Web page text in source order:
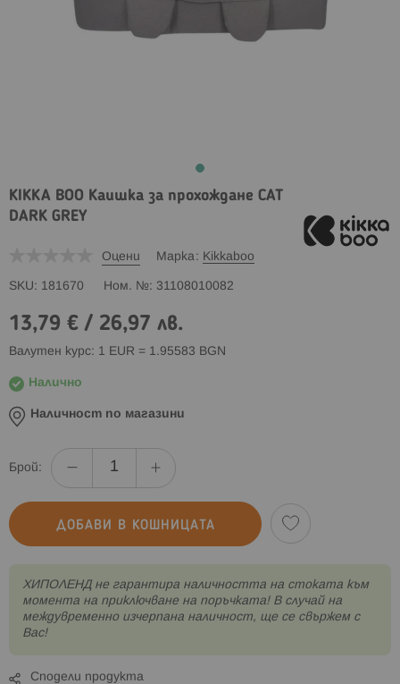
KIKKA BOO Каишка за прохождане CAT
DARK GREY
Оцени Марка Kikkaboo
SKU 181670 Ном. № 31108010082
13,79 € / 26,97 лв.
Валутен курс: 1 EUR = 1.95583 BGN
Налично
Наличност по магазини
Брой:
ДОБАВИ В КОШНИЦАТА
XИПОЛЕНД не гарантира наличността на стоката към
момента на приключване на поръчката! В случай на
междувременно изчерпана наличност, ще се свържем с
Вас!
Сподели продукта